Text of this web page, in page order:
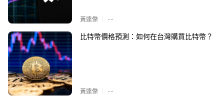
黃達傑 --
比特幣價格預測：如何在台灣購買比特幣？
黃達傑 --